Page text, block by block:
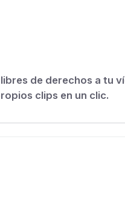
de derechos a tu
clips en un clic.